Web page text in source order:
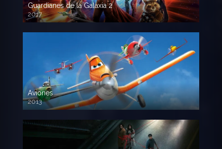
Guardianes de la Galaxia 2
2017
720p HD
Aviones
2013
720 HD